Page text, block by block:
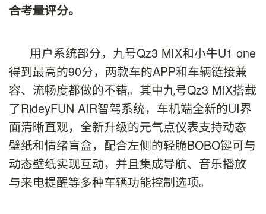
合考量评分。
用户系统部分，九号Qz3 MIX和小牛U1 one
得到最高的90分，两款车的APP和车辆链接兼
容、流畅度都做的不错。其中九号Qz3 MIX搭载
了RideyFUN AIR智驾系统，车机端全新的UI界
面清晰直观，全新升级的元气点仪表支持动态
壁纸和情绪盲盒，配合左侧的轻脆BOBO键可与
动态壁纸实现互动，并且集成导航、音乐播放
与来电提醒等多种车辆功能控制选项。